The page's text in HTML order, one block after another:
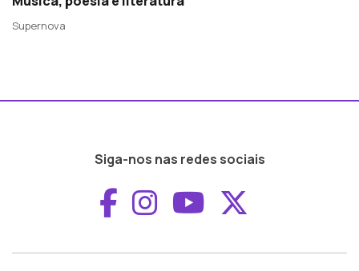
Supernova
Siga-nos nas redes sociais
Aceder ao
Aceder ao
Aceder ao